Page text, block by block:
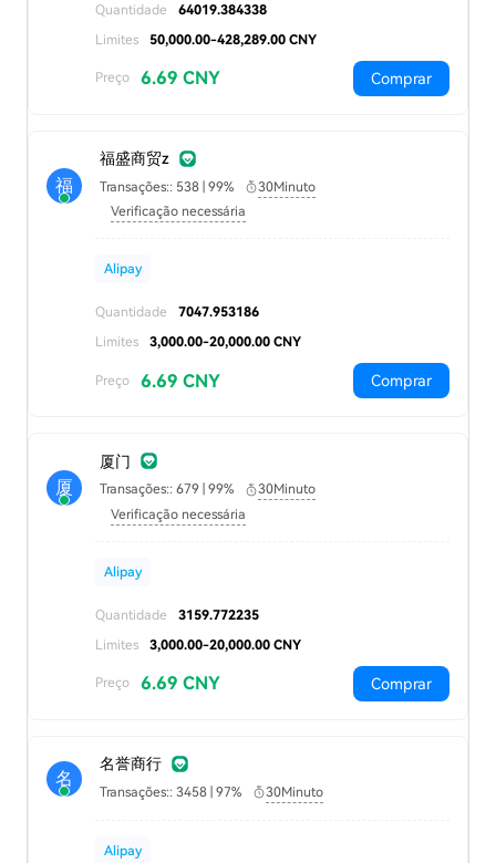
Quantidade
64019.384338
Limites
50,000.00-428,289.00 CNY
Preço 6.69 CNY Comprar
福
福盛商贸z
Transações:: 538 | 99%
30Minuto
Verificação necessária
Alipay
Quantidade
7047.953186
Limites
3,000.00-20,000.00 CNY
Preço 6.69 CNY Comprar
厦
厦门
Transações:: 679 | 99%
30Minuto
Verificação necessária
Alipay
Quantidade
3159.772235
Limites
3,000.00-20,000.00 CNY
Preço 6.69 CNY Comprar
名
名誉商行
Transações:: 3458 | 97% 30Minuto
Alipay